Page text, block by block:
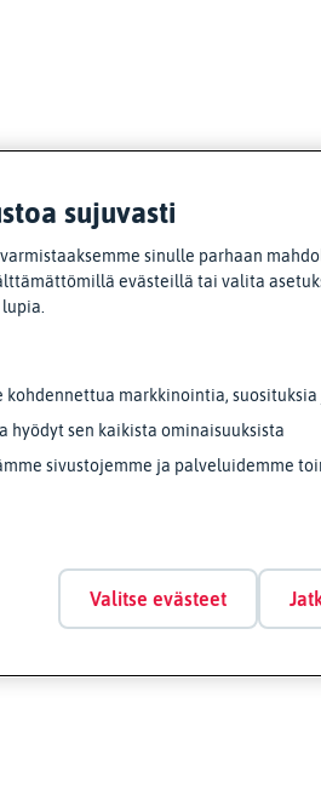
Vai
sujuvasti
sinulle parhaan
evästeillä tai valita
kohdennettua markkinointia,
hyödyt sen kaikista ominaisuuksista
sivustojemme ja palveluidemme
Valitse evästeet